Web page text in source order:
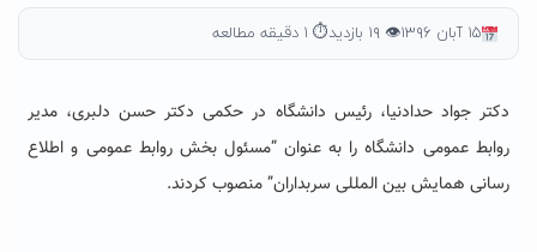
۱۵ آبان ۱۳۹۶ 👁 ۱۹ بازدید ⏱ ۱ دقیقه مطالعه
دکتر جواد حدادنیا، رئیس دانشگاه در حکمی دکتر حسن دلبری، مدیر
روابط عمومی دانشگاه را به عنوان “مسئول بخش روابط عمومی و اطلاع
رسانی همایش بین المللی سربداران” منصوب کردند.